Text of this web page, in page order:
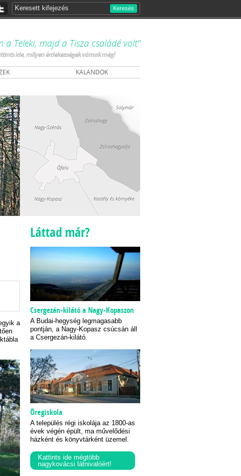
Keresés
a Teleki, majd a Tisza családé volt"
ide, milyen érdekességek várnak még!
KALANDOK
a
Láttad már?
Csergezán-kilátó a Nagy-Kopaszon
A Budai-hegység legmagasabb
pontján, a Nagy-Kopasz csúcsán áll
a Csergezán-kilátó.
Öregiskola
A település régi iskolája az 1800-as
évek végén épült, ma művelődési
házként és könyvtárként üzemel.
Kattints ide mégtöbb
nagykovácsi látnivalóért!